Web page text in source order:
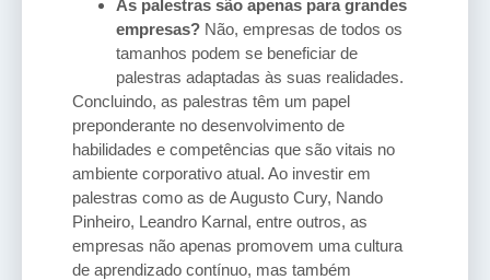
As palestras são apenas para grandes
empresas? Não, empresas de todos os
tamanhos podem se beneficiar de
palestras adaptadas às suas realidades.
Concluindo, as palestras têm um papel
preponderante no desenvolvimento de
habilidades e competências que são vitais no
ambiente corporativo atual. Ao investir em
palestras como as de Augusto Cury, Nando
Pinheiro, Leandro Karnal, entre outros, as
empresas não apenas promovem uma cultura
de aprendizado contínuo, mas também